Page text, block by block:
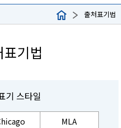
출처표기법
표기법
기 스타일
MLA